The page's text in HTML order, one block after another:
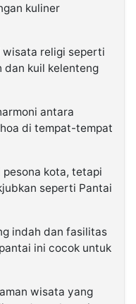
kuliner
wisata religi seperti
dan kuil kelenteng
antara
di tempat-tempat
kota, tetapi
seperti Pantai
indah dan fasilitas
ini cocok untuk
wisata yang